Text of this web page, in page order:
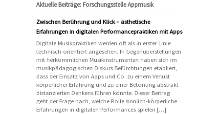
Aktuelle Beiträge: Forschungsstelle Appmusik
Zwischen Berührung und Klick – ästhetische
Erfahrungen in digitalen Performancepraktiken mit Apps
Digitale Musikpraktiken werden oft als in erster Linie
technisch-orientiert angesehen. In Gegenüberstellungen
mit herkömmlichen Musikinstrumenten haben sich im
musikpädagogischen Diskurs Befürchtungen etabliert,
dass der Einsatz von Apps und Co. zu einem Verlust
körperlicher Erfahrung und zu einer Betonung abstrakt-
distanzierten Denkens führen könnte. Dieser Beitrag
geht der Frage nach, welche Rolle sinnlich-körperliche
Erfahrungen in digitalen Performances spielen […]